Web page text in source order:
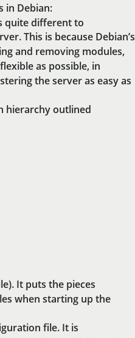
in Debian:
quite different to
This is because Debian’s
and removing modules,
as possible, in
the server as easy as
hierarchy outlined
It puts the pieces
when starting up the
file. It is